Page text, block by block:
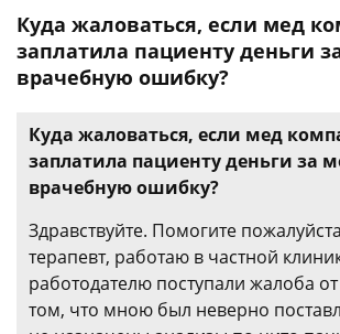
Куда жаловаться, если мед
заплатила пациенту деньги
врачебную ошибку?
Куда жаловаться, если мед
заплатила пациенту деньги за
врачебную ошибку?
Здравствуйте. Помогите
терапевт, работаю в частной
работодателю поступали жалоба
том, что мною был неверно